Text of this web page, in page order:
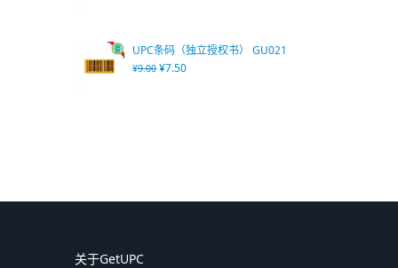
UPC条码（独立授权书） GU021
¥9.00 ¥7.50
关于GetUPC